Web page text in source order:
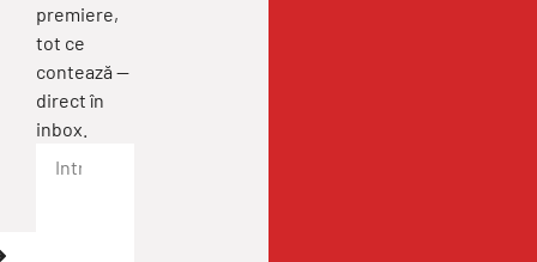
premiere,
tot ce
contează —
direct în
inbox.